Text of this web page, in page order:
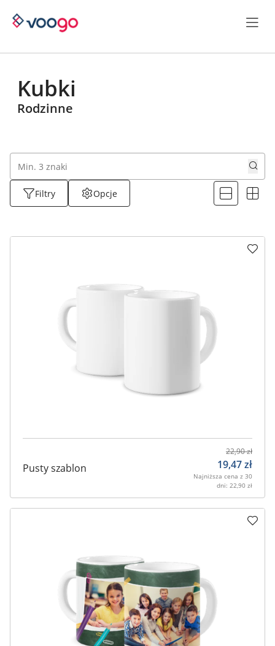
Kubki
Rodzinne
Filtry Opcje
Pusty szablon
22,90zł
19,47zł
Najniższa cena z 30
dni: 22,90 zł